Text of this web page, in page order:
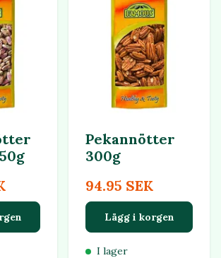
Pekannötter
300g
94.95 SEK
Lägg i korgen
I lager